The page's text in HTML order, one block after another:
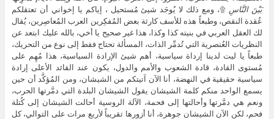
بَيْنَ النَّاسِ ۩، ومع ذلك لا يُوجَد شيئ مُستحيل ، إياكم يا إخواني أن تعتقلكم
عُقدة النقص، وطبعاً هذه للأسف كارثة بعض المُفكِرين العرب المُعاصِرين، يُقال
لك العقل العربي في بنيته كذا وكذا، هذا غير صحيح يا أخي، بالله عليك ابتعد عن
النظريات العُنصرية التي تُدمِّر الذات، المسألة تحتاج فقط إلى نوع من التحريك،
طبعاً يا ليت لدينا إرداة سياسية، أهم شيئ الإرادة السياسية، هذا مُهِم على
مُستوى القادة، قادة الشعوب والأمم والدول، يكون عند القائد الأعلى إرادة
سياسية حقيقية في النهضة، أنا الآن آتيتكم من الشيشان، ومن المُؤكَّد أن حين
يسمع الواحد منكم كلمة الشيشان يقول الشيشان البلدة التي دمَّرتها الحرب،
ونعم هي دمَّرتها وأحالتها إلى فحمة، الآلة الروسية أحالت الشيشان إلى كُتلة
فحم، لكن الآن الشيشان جوهرة، أنا أزورها تقريباً لأربع مرات على التوالي، كل